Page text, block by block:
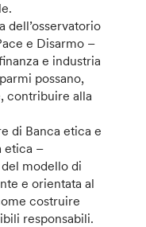
dell’osservatorio
e Disarmo –
e industria
possano,
contribuire alla
di Banca etica e
etica –
modello di
e orientata al
costruire
responsabili.